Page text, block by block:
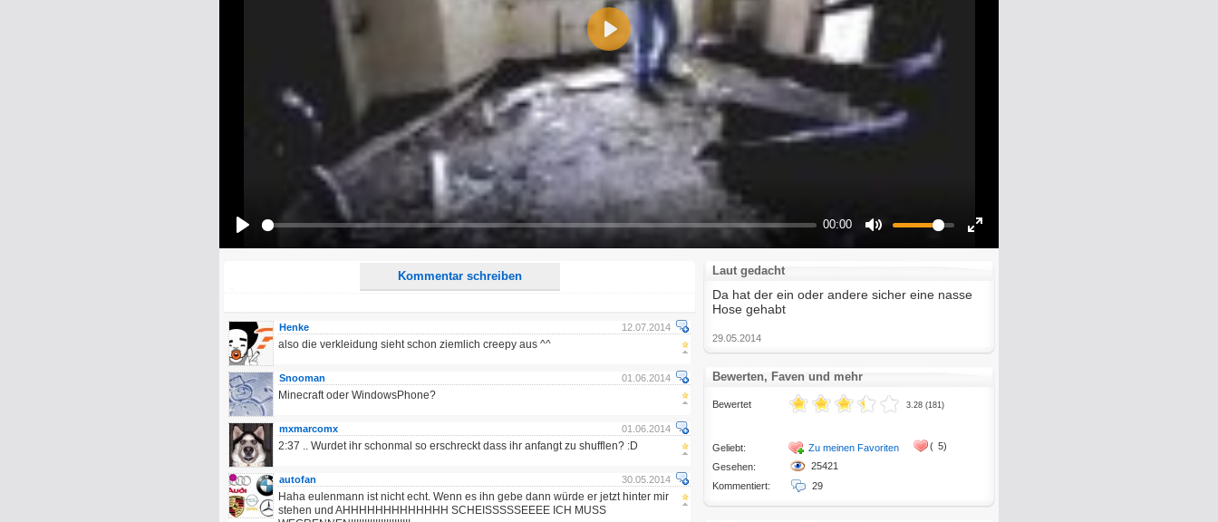
00:00
Play
Kommentar schreiben
Alle HTML-Tags außer <br>, <strike> und <i> werden aus Deinem Kommentar entfernt.
URLs werden automatisch umgewandelt. Bitte verwende "www." oder "http://" in URLs
Ich möchte eine E-Mail, wenn zu meinem Kommentar Antworten erscheinen.
Ich möchte eine E-Mail, wenn auf dieser Seite weitere Kommentare erscheinen.
12.07.2014
Henke
also die verkleidung sieht schon ziemlich creepy aus ^^
01.06.2014
Snooman
Minecraft oder WindowsPhone?
01.06.2014
mxmarcomx
2:37 .. Wurdet ihr schonmal so erschreckt dass ihr anfangt zu shufflen? :D
30.05.2014
autofan
Haha eulenmann ist nicht echt. Wenn es ihn gebe dann würde er jetzt hinter mir
stehen und AHHHHHHHHHHHHH SCHEISSSSSEEEE ICH MUSS
Laut gedacht
Da hat der ein oder andere sicher eine nasse
Hose gehabt
29.05.2014
Bewerten, Faven und mehr
Bewertet
Geliebt:
Gesehen:
Kommentiert:
3.28 (181)
Zu meinen Favoriten
25421
29
( 5)